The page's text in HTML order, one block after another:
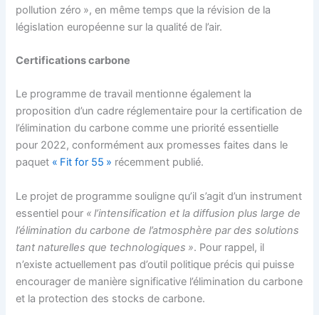
pollution zéro », en même temps que la révision de la
législation européenne sur la qualité de l’air.
Certifications carbone
Le programme de travail mentionne également la
proposition d’un cadre réglementaire pour la certification de
l’élimination du carbone comme une priorité essentielle
pour 2022, conformément aux promesses faites dans le
paquet « Fit for 55 » récemment publié.
Le projet de programme souligne qu’il s’agit d’un instrument
essentiel pour « l’intensification et la diffusion plus large de
l’élimination du carbone de l’atmosphère par des solutions
tant naturelles que technologiques ». Pour rappel, il
n’existe actuellement pas d’outil politique précis qui puisse
encourager de manière significative l’élimination du carbone
et la protection des stocks de carbone.